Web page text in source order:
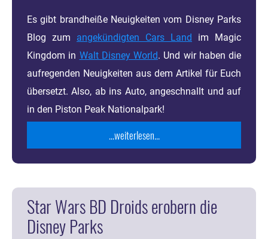
Es gibt brandheiße Neuigkeiten vom Disney Parks
Blog zum angekündigten Cars Land
im Magic
Kingdom in Walt Disney World. Und wir haben die
aufregenden Neuigkeiten aus dem Artikel für Euch
übersetzt. Also, ab ins Auto, angeschnallt und auf
in den Piston Peak Nationalpark!
...weiterlesen...
Star Wars BD Droids erobern die
Disney Parks